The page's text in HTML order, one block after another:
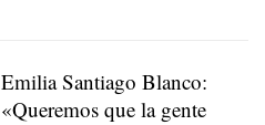
Emilia Santiago Blanco:
«Queremos que la gente